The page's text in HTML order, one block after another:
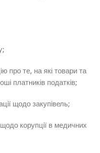
про те, на які товари та
платників податків;
щодо закупівель;
корупції в медичних